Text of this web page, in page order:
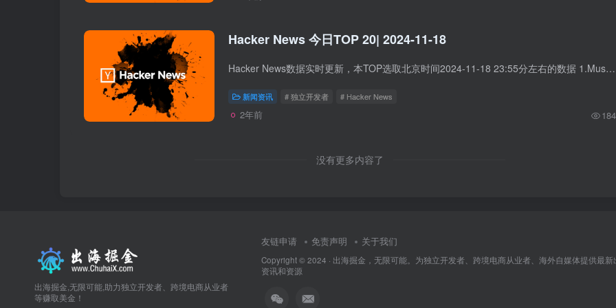
Hacker News 今日TOP 20| 2024-11-18
Hacker News数据实时更新，本TOP选取北京时间2024-11-18 23:55分左右的数据 1.Museum of Bad Art 中文标题：糟糕艺术博物馆 简介：博物馆劣作艺术（Museum of Bad Art，简称MOBA）是一个独特的...
新闻资讯 # 独立开发者 # Hacker News
2年前 184
没有更多内容了
出海掘金,无限可能,助力独立开发者、跨境电商从业者
等赚取美金！
友链申请 免责声明 关于我们
Copyright © 2024 · 出海掘金，无限可能。为独立开发者、跨境电商从业者、海外自媒体提供最新
资讯和资源